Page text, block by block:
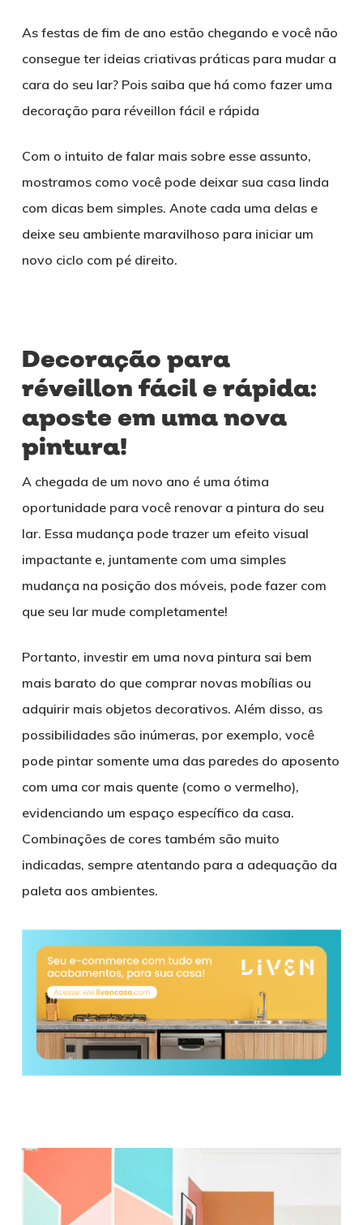
As festas de fim de ano estão chegando e você não
consegue ter ideias criativas práticas para mudar a
cara do seu lar? Pois saiba que há como fazer uma
decoração para réveillon fácil e rápida
Com o intuito de falar mais sobre esse assunto,
mostramos como você pode deixar sua casa linda
com dicas bem simples. Anote cada uma delas e
deixe seu ambiente maravilhoso para iniciar um
novo ciclo com pé direito.
Decoração para
réveillon fácil e rápida:
aposte em uma nova
pintura!
A chegada de um novo ano é uma ótima
oportunidade para você renovar a pintura do seu
lar. Essa mudança pode trazer um efeito visual
impactante e, juntamente com uma simples
mudança na posição dos móveis, pode fazer com
que seu lar mude completamente!
Portanto, investir em uma nova pintura sai bem
mais barato do que comprar novas mobílias ou
adquirir mais objetos decorativos. Além disso, as
possibilidades são inúmeras, por exemplo, você
pode pintar somente uma das paredes do aposento
com uma cor mais quente (como o vermelho),
evidenciando um espaço específico da casa.
Combinações de cores também são muito
indicadas, sempre atentando para a adequação da
paleta aos ambientes.